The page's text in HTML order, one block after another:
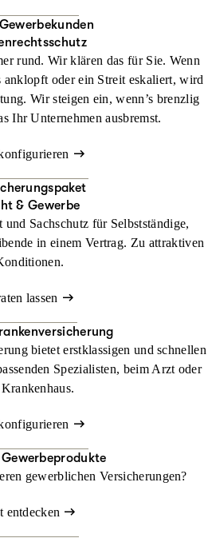
rund. Wir klären das für Sie. Wenn
anklopft oder ein Streit eskaliert, wird
Wir steigen ein, wenn’s brenzlig
Ihr Unternehmen ausbremst.
& Gewerbe
Sachschutz für Selbstständige,
in einem Vertrag. Zu attraktiven
lassen
bietet erstklassigen und schnellen
Spezialisten, beim Arzt oder
gewerblichen Versicherungen?
entdecken